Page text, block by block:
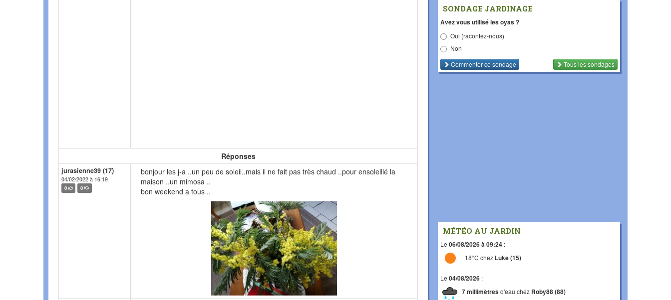
Réponses
jurasienne39 (17)
04/02/2022 à 16:19
0 0
bonjour les j-a ..un peu de soleil..mais il ne fait pas très chaud ..pour ensoleillé la
maison ..un mimosa ..
bon weekend a tous ..
SONDAGE JARDINAGE
Avez vous utilisé les oyas ?
Oui (racontez-nous)
Non
Commenterce sondage Tous les sondages
MÉTÉO AU JARDIN
Le 06/08/2026 à 09:24 :
18°C chez Luke (15)
Le 04/08/2026 :
7 millimètresd'eau chez Roby88 (88)